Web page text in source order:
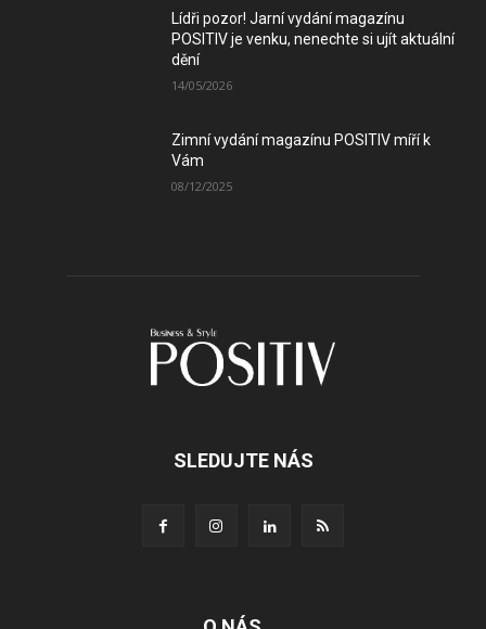
Lídři pozor! Jarní vydání magazínu
POSITIV je venku, nenechte si ujít aktuální
dění
14/05/2026
Zimní vydání magazínu POSITIV míří k
Vám
08/12/2025
SLEDUJTE NÁS